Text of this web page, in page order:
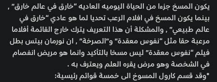
يكون المسخ جزءا من الحياة اليوميه العاديه “خارق في عالم خارق” ,
بينما يكون المسخ في افلام الرعب تحديا لما هو عادي “خارق في
عالم طبيعي” , والمشكلة أن هذا التعريف يترك خارج القائمة أفلاما
مرعبة حقا مثل “نفوس معقدة” و”الصرخة” , ان نورمان بيتس بطل
فيلم “نفوس معقدة” ليس مسخا بالتأكيد وانما هو مريض انفصام
في الشخصة وهو مرض يقره العلم ويعترف به .
*وقد قسم كارول المسوخ الى خمسة قوائم رئيسية: